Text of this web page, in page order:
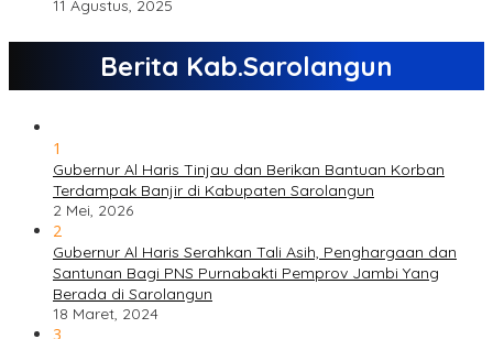
11 Agustus, 2025
Berita Kab.Sarolangun
1
Gubernur Al Haris Tinjau dan Berikan Bantuan Korban
Terdampak Banjir di Kabupaten Sarolangun
2 Mei, 2026
2
Gubernur Al Haris Serahkan Tali Asih, Penghargaan dan
Santunan Bagi PNS Purnabakti Pemprov Jambi Yang
Berada di Sarolangun
18 Maret, 2024
3